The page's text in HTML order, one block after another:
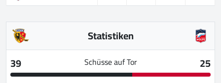
Statistiken
39
Schüsse auf Tor
25